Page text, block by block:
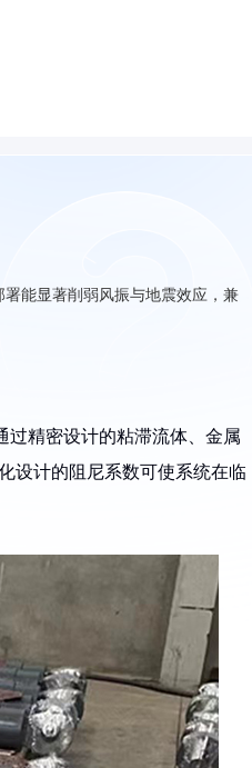
能显著削弱风振与地震效应，兼
过精密设计的粘滞流体、金属
设计的阻尼系数可使系统在临